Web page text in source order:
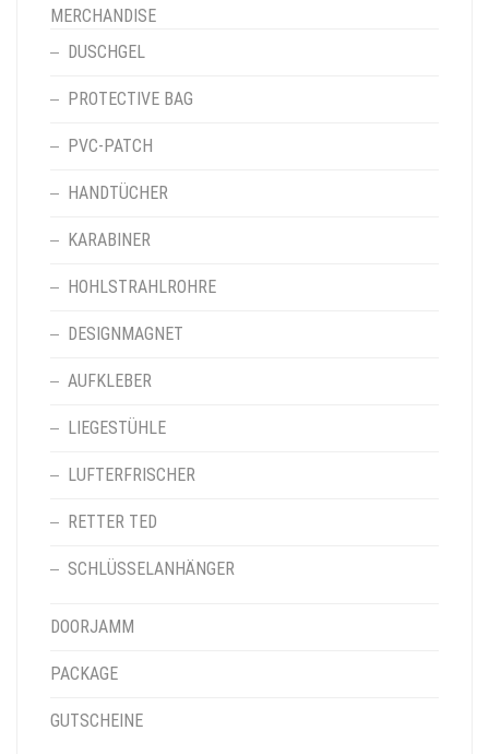
MERCHANDISE
DUSCHGEL
PROTECTIVE BAG
PVC-PATCH
HANDTÜCHER
KARABINER
HOHLSTRAHLROHRE
DESIGNMAGNET
AUFKLEBER
LIEGESTÜHLE
LUFTERFRISCHER
RETTER TED
SCHLÜSSELANHÄNGER
DOORJAMM
PACKAGE
GUTSCHEINE